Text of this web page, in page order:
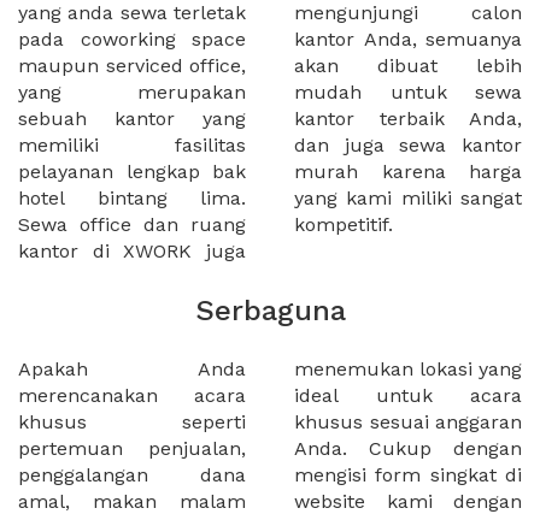
yang anda sewa terletak
pada coworking space
maupun serviced office,
yang merupakan
sebuah kantor yang
memiliki fasilitas
pelayanan lengkap bak
hotel bintang lima.
Sewa office dan ruang
kantor di XWORK juga
mengunjungi calon
kantor Anda, semuanya
akan dibuat lebih
mudah untuk sewa
kantor terbaik Anda,
dan juga sewa kantor
murah karena harga
yang kami miliki sangat
kompetitif.
Serbaguna
Apakah Anda
merencanakan acara
khusus seperti
pertemuan penjualan,
penggalangan dana
amal, makan malam
menemukan lokasi yang
ideal untuk acara
khusus sesuai anggaran
Anda. Cukup dengan
mengisi form singkat di
website kami dengan